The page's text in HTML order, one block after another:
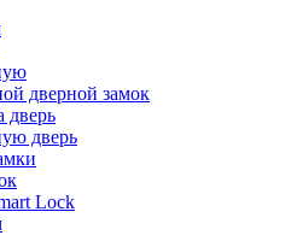
дверной замок
дверь
дверь
Lock